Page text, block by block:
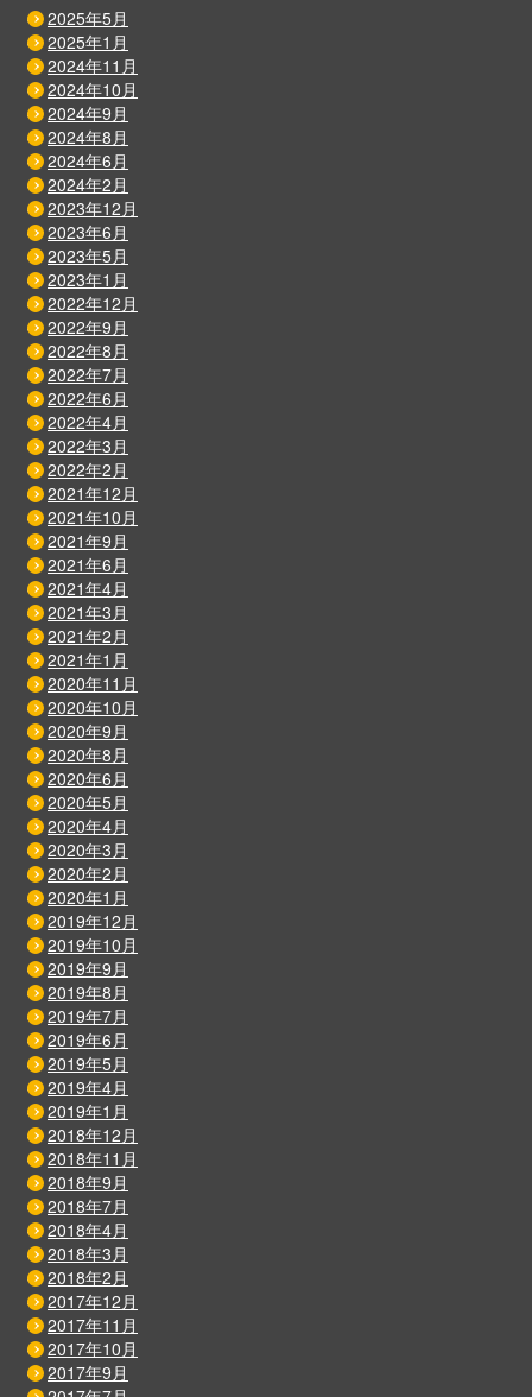
2025年5月
2025年1月
2024年11月
2024年10月
2024年9月
2024年8月
2024年6月
2024年2月
2023年12月
2023年6月
2023年5月
2023年1月
2022年12月
2022年9月
2022年8月
2022年7月
2022年6月
2022年4月
2022年3月
2022年2月
2021年12月
2021年10月
2021年9月
2021年6月
2021年4月
2021年3月
2021年2月
2021年1月
2020年11月
2020年10月
2020年9月
2020年8月
2020年6月
2020年5月
2020年4月
2020年3月
2020年2月
2020年1月
2019年12月
2019年10月
2019年9月
2019年8月
2019年7月
2019年6月
2019年5月
2019年4月
2019年1月
2018年12月
2018年11月
2018年9月
2018年7月
2018年4月
2018年3月
2018年2月
2017年12月
2017年11月
2017年10月
2017年9月